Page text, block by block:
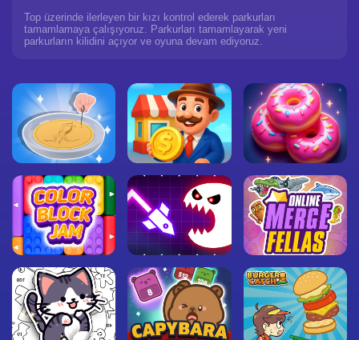
Top üzerinde ilerleyen bir kızı kontrol ederek parkurları
tamamlamaya çalışıyoruz. Parkurları tamamlayarak yeni
parkurların kilidini açıyor ve oyuna devam ediyoruz.